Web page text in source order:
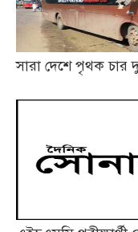
সারা দেশে পৃথক চার